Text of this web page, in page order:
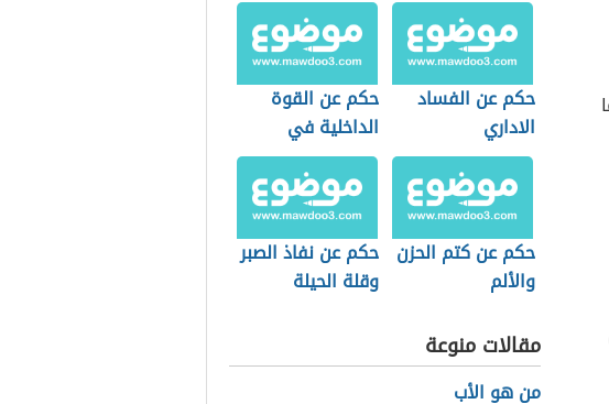
حكم عن الفساد
الاداري
حكم عن القوة
الداخلية في
الإنسان
حكم عن كتم الحزن
والألم
حكم عن نفاذ الصبر
وقلة الحيلة
مقالات منوعة
من هو الأب